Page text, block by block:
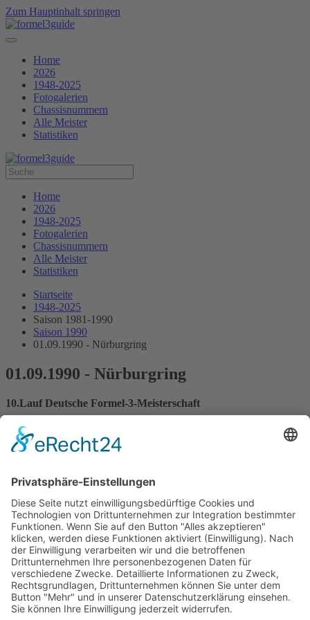
Zum Hauptinhalt springen
Home
2026
1948-2025
Fotogalerien
Chassisnummern
Alle Meister
Statistiken
Home
2026
1948-2025
Fotogalerien
Chassisnummern
Alle Meister
Statistiken
Startseite
1948-2025
Saison 1981-1990
Saison 1990
01.09.1990 - Nürburgring
01.09.1990 - Nürburgring
10.Lauf Deutsche Formel-3-Meisterschaft
Streckenskizze
Nennungsliste
Ergebnis Zeittraining 1
Original Zeitnahme
Ergebnis Zeittraining 2
Gesamtergebnis Zeittraining 1+2 Original Zeitnahme
Startaufstellung
Ergebnis Rennen
Original Zeitnahme